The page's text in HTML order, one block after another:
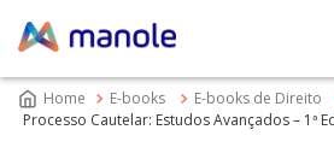
E-books E-books de Direito
Processo Cautelar: Estudos Avançados – 1ª